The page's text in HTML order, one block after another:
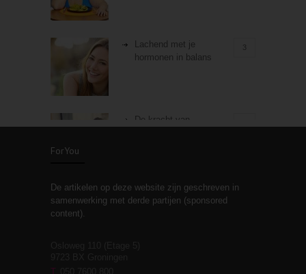
Lachend met je
hormonen in balans
3
De kracht van
Stiefouderschap en
relaties
ForYou
De artikelen op deze website zijn geschreven in
samenwerking met derde partijen (sponsored
content).
T